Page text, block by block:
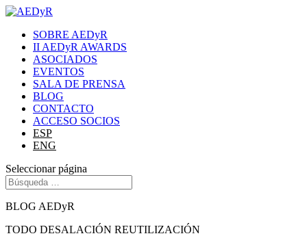
SOBRE AEDyR
II AEDyR AWARDS
ASOCIADOS
EVENTOS
SALA DE PRENSA
BLOG
CONTACTO
ACCESO SOCIOS
ESP
ENG
Seleccionar página
BLOG AEDyR
TODO DESALACIÓN REUTILIZACIÓN